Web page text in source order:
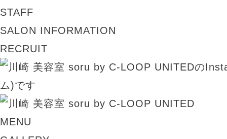
STAFF
SALON INFORMATION
RECRUIT
MENU